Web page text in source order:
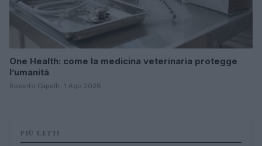
One Health: come la medicina veterinaria protegge
l’umanità
Roberto Capelli · 1 Ago 2026
PIÙ LETTI